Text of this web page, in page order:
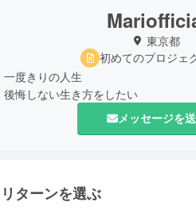
東京都
初めてのプロジェ
一度きりの人生
後悔しない生き方をしたい
メッセージを
リターンを選ぶ